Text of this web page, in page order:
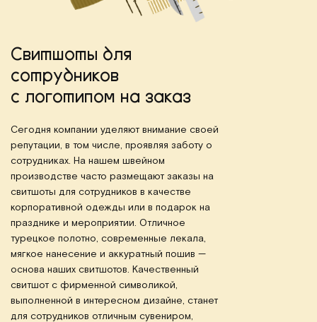
Свитшоты для
сотрудников
с логотипом на заказ
Сегодня компании уделяют внимание своей
репутации, в том числе, проявляя заботу о
сотрудниках. На нашем швейном
производстве часто размещают заказы на
свитшоты для сотрудников в качестве
корпоративной одежды или в подарок на
празднике и мероприятии. Отличное
турецкое полотно, современные лекала,
мягкое нанесение и аккуратный пошив —
основа наших свитшотов. Качественный
свитшот с фирменной символикой,
выполненной в интересном дизайне, станет
для сотрудников отличным сувениром,